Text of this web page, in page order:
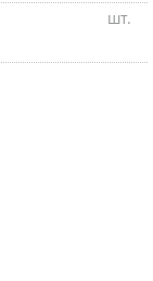
шт.